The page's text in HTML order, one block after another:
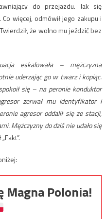
do przejazdu. Jak się
więcej, odmówił jego zakupu i
że wolno mu jeździć bez
eskalowała – mężczyzna
uderzając go w twarz i kopiąc.
się – na peronie konduktor
zerwał mu identyfikator i
agresor oddalił się ze stacji,
Mężczyzny do dziś nie udało się
Magna Polonia!